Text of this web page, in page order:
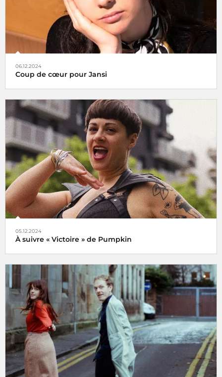
06.12.2024
Coup de cœur pour Jansi
Le choix de Jansi
05.12.2024
À suivre « Victoire » de Pumpkin
Veni, vidi, vici !